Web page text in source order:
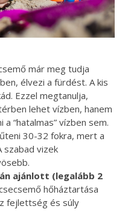
már meg tudja
élvezi a fürdést. A kis
Ezzel megtanulja,
lehet vízben, hanem
“hatalmas” vízben sem.
30-32 fokra, mert a
szabad vizek
ajánlott (legalább 2
hőháztartása
fejlettség és súly